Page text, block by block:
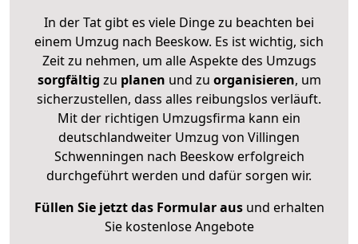
In der Tat gibt es viele Dinge zu beachten bei
einem Umzug nach Beeskow. Es ist wichtig, sich
Zeit zu nehmen, um alle Aspekte des Umzugs
sorgfältig zu planen und zu organisieren, um
sicherzustellen, dass alles reibungslos verläuft.
Mit der richtigen Umzugsfirma kann ein
deutschlandweiter Umzug von Villingen
Schwenningen nach Beeskow erfolgreich
durchgeführt werden und dafür sorgen wir.
Füllen Sie jetzt das Formular ausund erhalten
Sie kostenlose Angebote